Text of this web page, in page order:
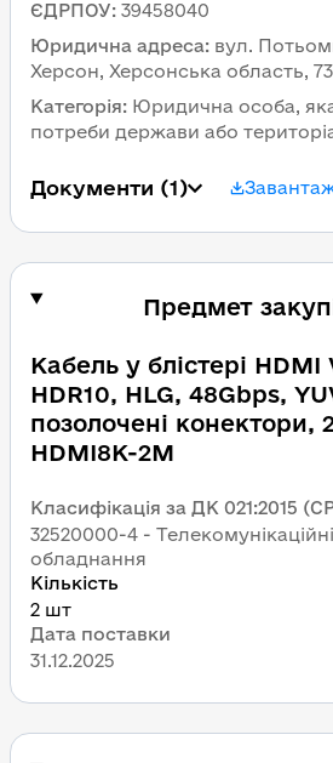
ЄДРПОУ: 39458040
Юридична адреса: вул.
Херсон, Херсонська область,
Категорія: Юридична особа,
потреби держави або
Документи (1)
Предмет
Кабель у блістері HDMI
HDR10, HLG, 48Gbps,
позолочені конектори,
HDMI8K-2M
Класифікація за ДК 021:2015
32520000-4 -
обладнання
Кількість
2 шт
Дата поставки
31.12.2025